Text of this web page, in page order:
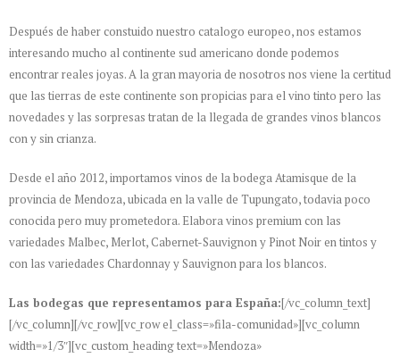
Después de haber constuido nuestro catalogo europeo, nos estamos
interesando mucho al continente sud americano donde podemos
encontrar reales joyas. A la gran mayoria de nosotros nos viene la certitud
que las tierras de este continente son propicias para el vino tinto pero las
novedades y las sorpresas tratan de la llegada de grandes vinos blancos
con y sin crianza.
Desde el año 2012, importamos vinos de la bodega Atamisque de la
provincia de Mendoza, ubicada en la valle de Tupungato, todavia poco
conocida pero muy prometedora. Elabora vinos premium con las
variedades Malbec, Merlot, Cabernet-Sauvignon y Pinot Noir en tintos y
con las variedades Chardonnay y Sauvignon para los blancos.
Las bodegas que representamos para España:[/vc_column_text]
[/vc_column][/vc_row][vc_row el_class=»fila-comunidad»][vc_column
width=»1/3″][vc_custom_heading text=»Mendoza»